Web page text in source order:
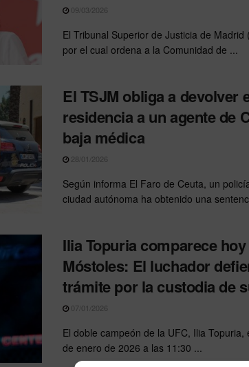
09/03/2026
El Tribunal Superior de Justicia de
por el cual ordena a la Comunidad de ...
El TSJM obliga a devolver
residencia a un agente de
baja médica
28/01/2026
Según informa El Faro de Ceuta, un
ciudad autónoma ha obtenido una
Ilia Topuria comparece
Móstoles: El luchador
trámite por la custodia de
07/01/2026
El doble campeón de la UFC, Ilia
de enero de 2026 a las 11:30 ...